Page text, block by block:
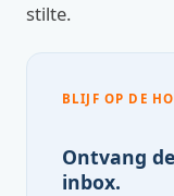
stilte.
BLIJF OP DE
Ontvang
inbox.